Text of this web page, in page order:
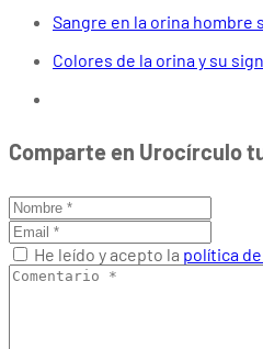
Sangre en la orina hombre
Colores de la orina y su
Comparte en Urocírculo
He leído y acepto la política